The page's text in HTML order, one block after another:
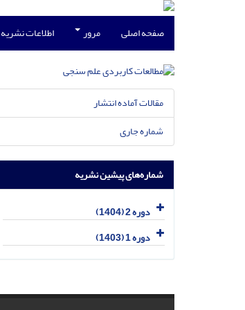
صفحه اصلی مرور اطلاعات نشریه
مقالات آماده انتشار
شماره جاری
شماره‌های پیشین نشریه
دوره 2 (1404)
دوره 1 (1403)